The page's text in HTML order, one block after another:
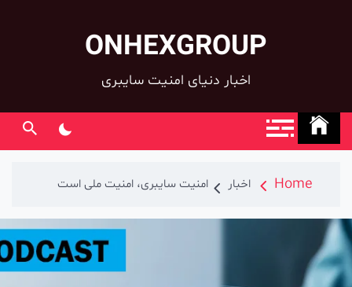
ONHEXGROUP
اخبار دنیای امنیت سایبری
Home اخبار امنیت سایبری، امنیت ملی است